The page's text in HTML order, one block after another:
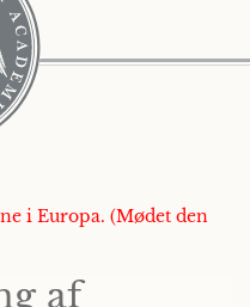
i Europa. (Mødet den
af